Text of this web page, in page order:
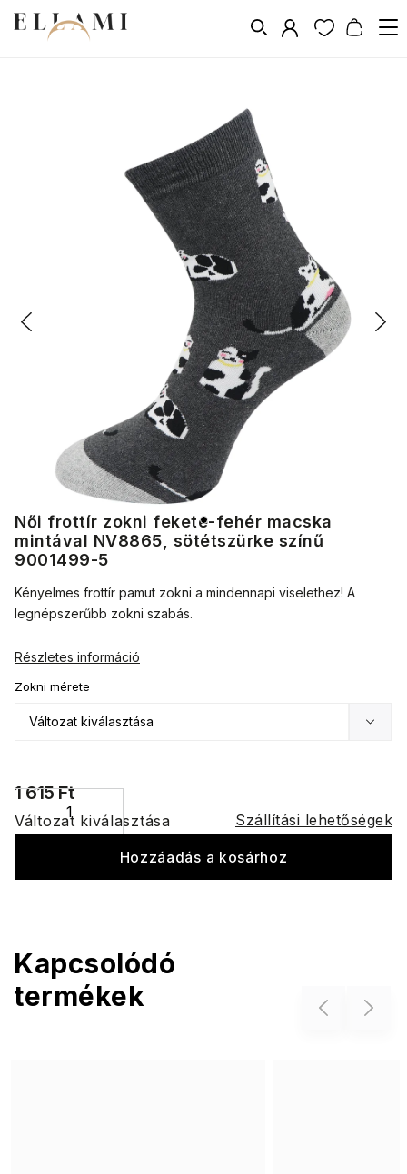
Női frottír zokni fekete-fehér macska
mintával NV8865, sötétszürke színű
9001499-5
1 615 Ft
Változat kiválasztása Szállítási lehetőségek
Zokni mérete
Hozzáadás a kosárhoz
Kényelmes frottír pamut zokni a mindennapi viselethez! A
legnépszerűbb zokni szabás.
Részletes információ
Kapcsolódó
termékek
Previous Next